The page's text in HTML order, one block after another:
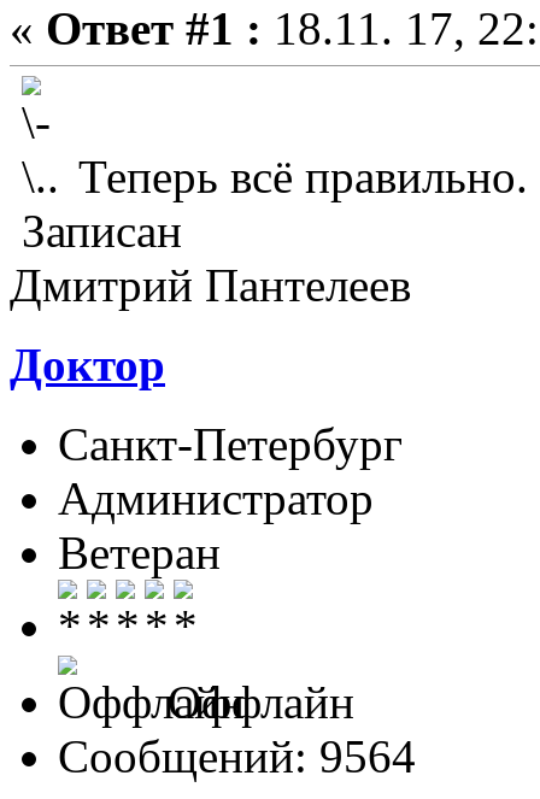
« Ответ #1 : 18.11. 17,
Теперь всё правильно.
Записан
Дмитрий Пантелеев
Доктор
Санкт-Петербург
Администратор
Ветеран
Оффлайн
Сообщений: 9564